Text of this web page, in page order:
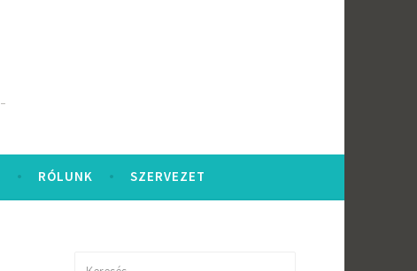
RÓLUNK SZERVEZET